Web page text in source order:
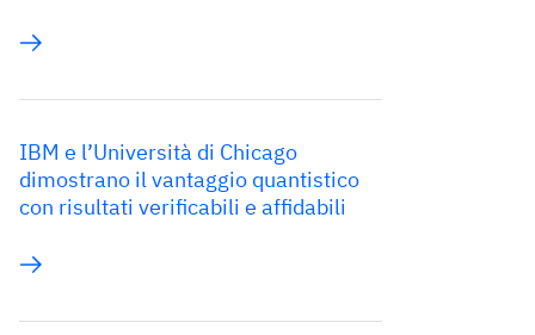
IBM e l’Università di Chicago
dimostrano il vantaggio quantistico
con risultati verificabili e affidabili